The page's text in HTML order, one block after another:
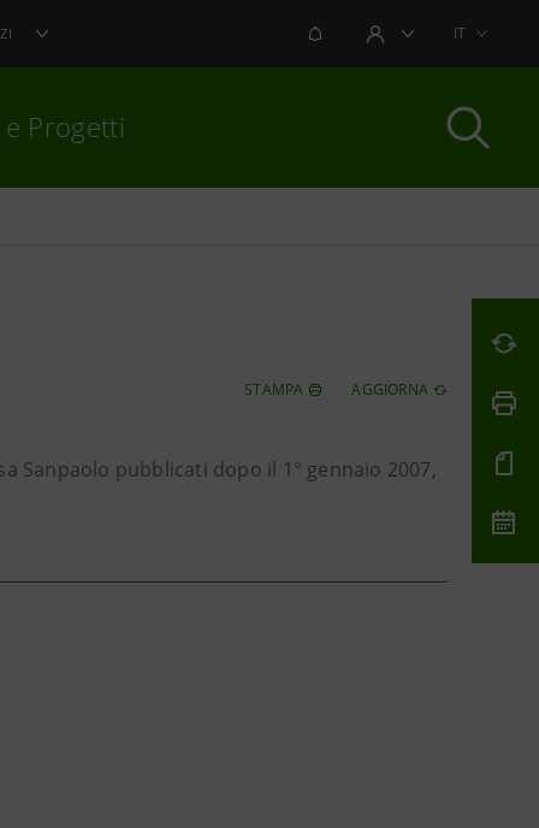
NOTIFICHEAREA UTENTEIT
e Progetti
STAMPA AGGIORNA
Sanpaolo pubblicati dopo il 1° gennaio 2007,